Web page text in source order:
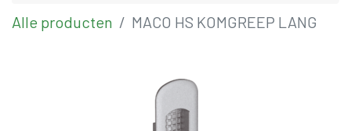
Alle producten MACO HS KOMGREEP LANG